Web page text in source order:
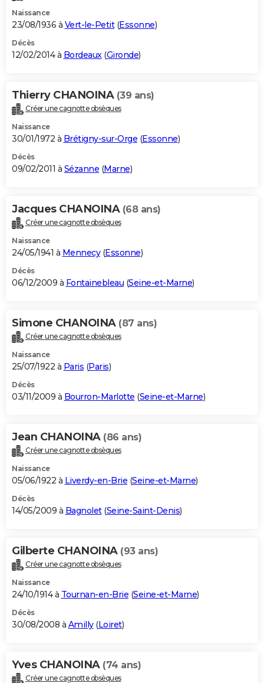
Naissance
23/08/1936 à Vert-le-Petit(Essonne)
Décès
12/02/2014 à Bordeaux(Gironde)
Thierry CHANOINA (39 ans)
Créer une cagnotte obsèques
Naissance
30/01/1972 à Brétigny-sur-Orge (Essonne)
Décès
09/02/2011 à Sézanne (Marne)
Jacques CHANOINA (68 ans)
Créer une cagnotte obsèques
Naissance
24/05/1941 à Mennecy(Essonne)
Décès
06/12/2009 à Fontainebleau (Seine-et-Marne)
Simone CHANOINA (87 ans)
Créer une cagnotte obsèques
Naissance
25/07/1922 à Paris (Paris)
Décès
03/11/2009 à Bourron-Marlotte (Seine-et-Marne)
Jean CHANOINA (86 ans)
Créer une cagnotte obsèques
Naissance
05/06/1922 à Liverdy-en-Brie (Seine-et-Marne)
Décès
14/05/2009 à Bagnolet(Seine-Saint-Denis)
Gilberte CHANOINA (93 ans)
Créer une cagnotte obsèques
Naissance
24/10/1914 à Tournan-en-Brie (Seine-et-Marne)
Décès
30/08/2008 à Amilly(Loiret)
Yves CHANOINA (74 ans)
Créer une cagnotte obsèques